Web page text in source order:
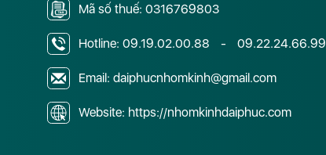
Mã số thuế: 0316769803
Hotline: 09.19.02.00.88 - 09.22.24.66.99
Email: daiphucnhomkinh@gmail.com
Website: https://nhomkinhdaiphuc.com